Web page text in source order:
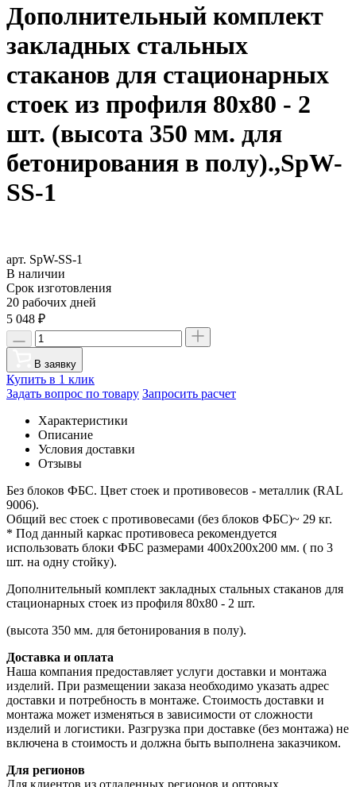
Дополнительный комплект
закладных стальных
стаканов для стационарных
стоек из профиля 80х80 - 2
шт. (высота 350 мм. для
бетонирования в полу).,SpW-
SS-1
арт. SpW-SS-1
В наличии
Срок изготовления
20 рабочих дней
5 048 ₽
В заявку
Купить в 1 клик
Задать вопрос по товару Запросить расчет
Характеристики
Описание
Условия доставки
Отзывы
Без блоков ФБС. Цвет стоек и противовесов - металлик (RAL
9006).
Общий вес стоек с противовесами (без блоков ФБС)~ 29 кг.
* Под данный каркас противовеса рекомендуется
использовать блоки ФБС размерами 400х200х200 мм. ( по 3
шт. на одну стойку).
Дополнительный комплект закладных стальных стаканов для
стационарных стоек из профиля 80х80 - 2 шт.
(высота 350 мм. для бетонирования в полу).
Доставка и оплата
Наша компания предоставляет услуги доставки и монтажа
изделий. При размещении заказа необходимо указать адрес
доставки и потребность в монтаже. Стоимость доставки и
монтажа может изменяться в зависимости от сложности
изделий и логистики. Разгрузка при доставке (без монтажа) не
включена в стоимость и должна быть выполнена заказчиком.
Для регионов